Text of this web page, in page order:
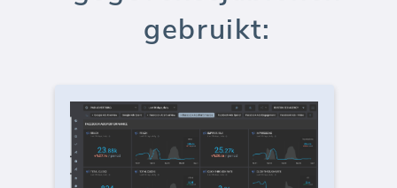
gebruikt: